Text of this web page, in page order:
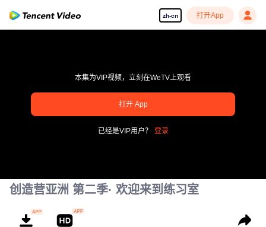
zh-cn 打开App
pay limit
本集为VIP视频，立刻在WeTV上观看
打开 App
已经是VIP用户？ 登录
创造营亚洲 第二季· 欢迎来到练习室